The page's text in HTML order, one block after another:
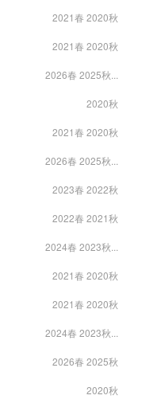
2021春 2020秋
2021春 2020秋
2026春 2025秋...
2020秋
2021春 2020秋
2026春 2025秋...
2023春 2022秋
2022春 2021秋
2024春 2023秋...
2021春 2020秋
2021春 2020秋
2024春 2023秋...
2026春 2025秋
2020秋